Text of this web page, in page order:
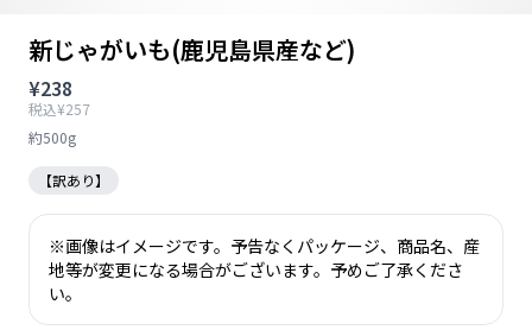
新じゃがいも(鹿児島県産など)
¥238
税込¥257
約500g
【訳あり】
※画像はイメージです。予告なくパッケージ、商品名、産
地等が変更になる場合がございます。予めご了承くださ
い。